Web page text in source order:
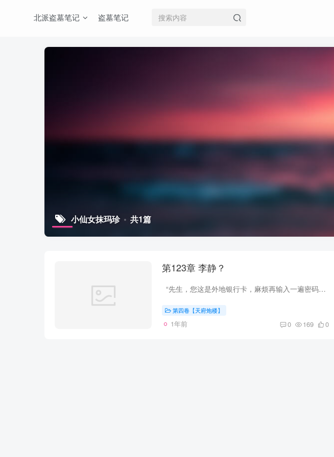
北派盗墓笔记 盗墓笔记
小仙女抹玛珍 共1篇
第123章 李静？
“先生，您这是外地银行卡，麻烦再输入一遍密码，先生？” “哦....好的。” 从恍惚中清醒，我连忙按了密码器。 “好的，您卡里余额还剩4......467万五。” 女柜员说话停顿了一下，明显...
第四卷【天府炮楼】
1年前 0 169 0